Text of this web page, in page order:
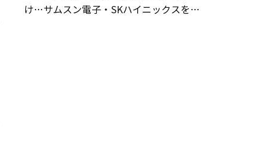
け…サムスン電子・SKハイニックスを巡